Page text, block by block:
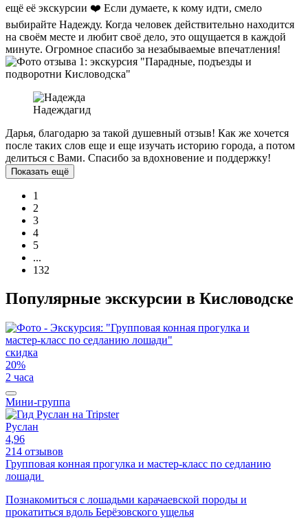
ещё её экскурсии ❤️ Если думаете, к кому идти, смело
выбирайте Надежду. Когда человек действительно находится
на своём месте и любит своё дело, это ощущается в каждой
минуте. Огромное спасибо за незабываемые впечатления!
Надеждагид
Дарья, благодарю за такой душевный отзыв! Как же хочется
после таких слов еще и еще изучать историю города, а потом
делиться с Вами. Спасибо за вдохновение и поддержку!
Показать ещё
1
2
3
4
5
...
132
Популярные экскурсии в Кисловодске
скидка
20%
2 часа
Мини-группа
Руслан
4,96
214 отзывов
Групповая конная прогулка и мастер-класс по седланию
лошади
Познакомиться с лошадьми карачаевской породы и
прокатиться вдоль Берёзовского ущелья